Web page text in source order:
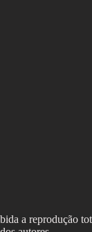
a reprodução